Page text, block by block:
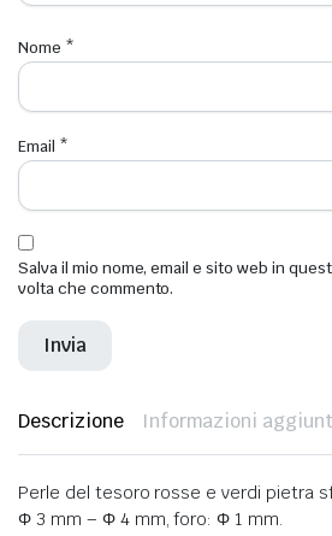
Nome *
Email *
Salva il mio nome, email e sito web in
volta che commento.
Descrizione Informazioni
Perle del tesoro rosse e verdi pietra
Φ 3 mm – Φ 4 mm, foro: Φ 1 mm.